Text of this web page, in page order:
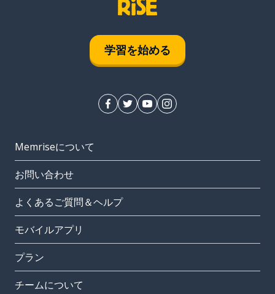
学習を始める
Memriseについて
お問い合わせ
よくあるご質問＆ヘルプ
モバイルアプリ
プラン
チームについて